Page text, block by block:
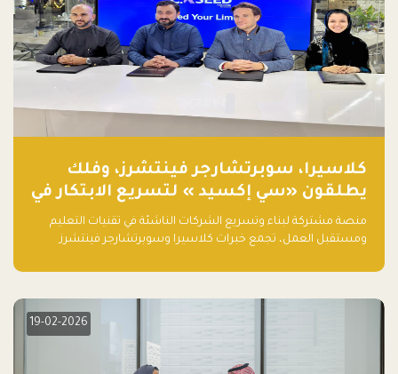
كلاسيرا، سوبرتشارجر فينتشرز، وفلك
يطلقون «سي إكسيد » لتسريع الابتكار في
تقنيات التعليم ومستقبل العمل
منصة مشتركة لبناء وتسريع الشركات الناشئة في تقنيات التعليم
ومستقبل العمل، تجمع خبرات كلاسيرا وسوبرتشارجر فينتشرز
العالمية.
19-02-2026